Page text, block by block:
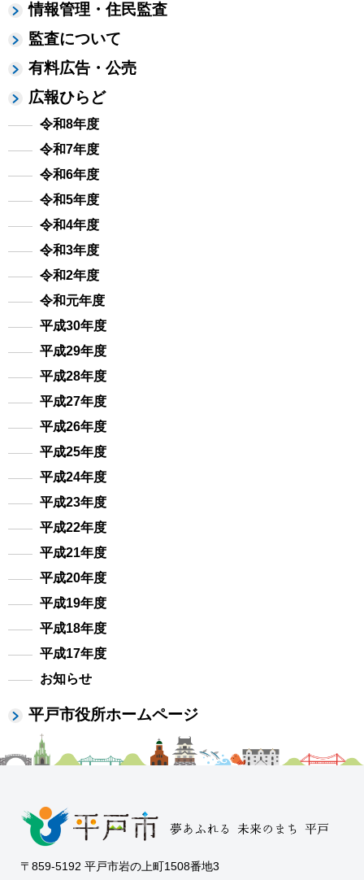
情報管理・住民監査
監査について
有料広告・公売
広報ひらど
令和8年度
令和7年度
令和6年度
令和5年度
令和4年度
令和3年度
令和2年度
令和元年度
平成30年度
平成29年度
平成28年度
平成27年度
平成26年度
平成25年度
平成24年度
平成23年度
平成22年度
平成21年度
平成20年度
平成19年度
平成18年度
平成17年度
お知らせ
平戸市役所ホームページ
〒859-5192 平戸市岩の上町1508番地3